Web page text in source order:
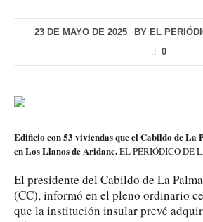
23 DE MAYO DE 2025 BY EL
0
Edificio con 53 viviendas que el Cabildo de La
en Los Llanos de Aridane.EL PERIÓDICO DE
El presidente del Cabildo de La
(CC), informó en el pleno ordinario
que la institución insular prevé